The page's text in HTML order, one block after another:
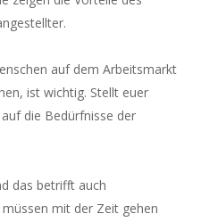
auf dem Arbeitsmarkt
ist wichtig. Stellt euer
die Bedürfnisse der
das betrifft auch
mit der Zeit gehen